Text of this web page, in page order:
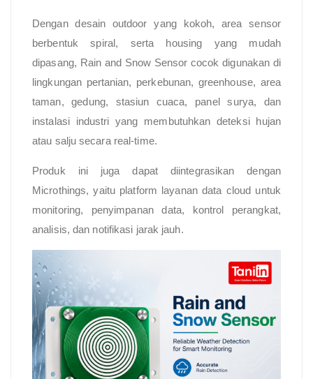
Dengan desain outdoor yang kokoh, area sensor
berbentuk spiral, serta housing yang mudah
dipasang, Rain and Snow Sensor cocok digunakan di
lingkungan pertanian, perkebunan, greenhouse, area
taman, gedung, stasiun cuaca, panel surya, dan
instalasi industri yang membutuhkan deteksi hujan
atau salju secara real-time.
Produk ini juga dapat diintegrasikan dengan
Microthings, yaitu platform layanan data cloud untuk
monitoring, penyimpanan data, kontrol perangkat,
analisis, dan notifikasi jarak jauh.